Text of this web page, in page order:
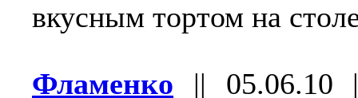
вкусным тортом на
Фламенко || 05.06.10